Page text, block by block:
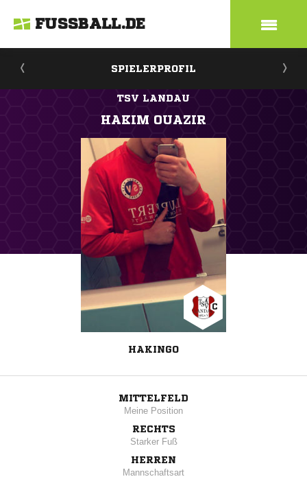
FUSSBALL.DE
SPIELERPROFIL
TSV LANDAU
HAKIM OUAZIR
C
HAKINGO
MITTELFELD
Meine Position
RECHTS
Starker Fuß
HERREN
Mannschaftsart